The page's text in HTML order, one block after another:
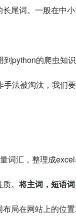
尾词。一般在中
python的爬虫知
法被淘汰，我们
词汇，整理成excel
质。将主词，短语
局在网站上的位置